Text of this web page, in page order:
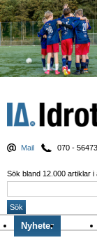
Mail 070 -
Sök bland 12.000 artiklar i
Nyheter Krönikor